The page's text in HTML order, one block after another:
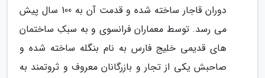
دوران قاجار ساخته شده و قدمت آن به 100 سال پیش
می رسد. توسط معماران فرانسوی و به سبکِ ساختمان
های قدیمی خلیج فارس به نام بنگله ساخته شده و
صاحبش یکی از تجار و بازرگانان معروف و ثروتمند به